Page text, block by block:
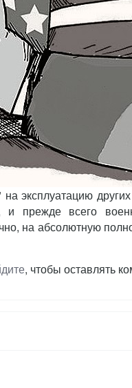
эксплуатацию
прежде всего
на абсолютную
, чтобы оставлять